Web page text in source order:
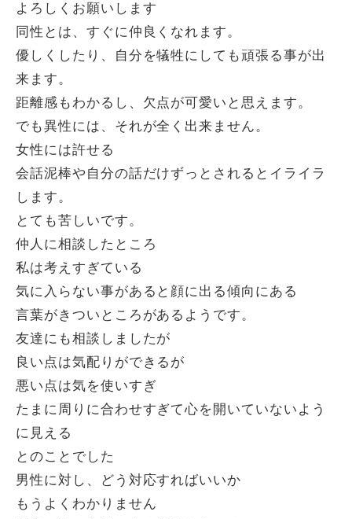
よろしくお願いします
同性とは、すぐに仲良くなれます。
優しくしたり、自分を犠牲にしても頑張る事が出
来ます。
距離感もわかるし、欠点が可愛いと思えます。
でも異性には、それが全く出来ません。
女性には許せる
会話泥棒や自分の話だけずっとされるとイライラ
します。
とても苦しいです。
仲人に相談したところ
私は考えすぎている
気に入らない事があると顔に出る傾向にある
言葉がきついところがあるようです。
友達にも相談しましたが
良い点は気配りができるが
悪い点は気を使いすぎ
たまに周りに合わせすぎて心を開いていないよう
に見える
とのことでした
男性に対し、どう対応すればいいか
もうよくわかりません